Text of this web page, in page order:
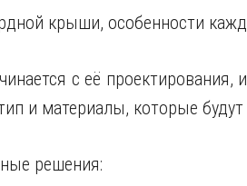
крыши, особенности
с её проектирования,
и материалы, которые
решения: